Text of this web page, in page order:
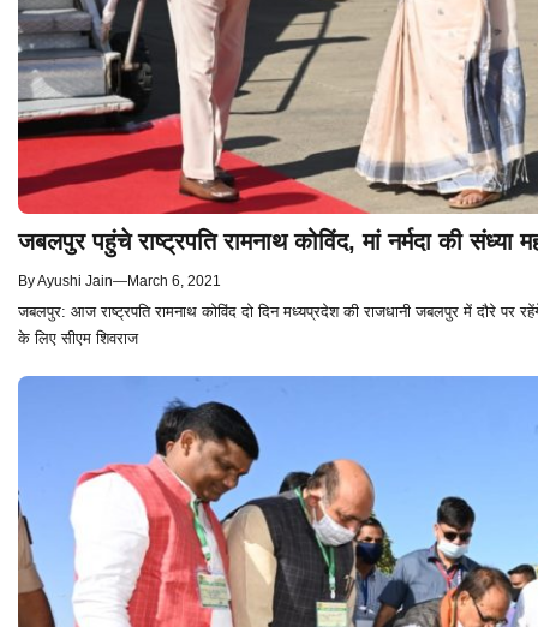
जबलपुर पहुंचे राष्ट्रपति रामनाथ कोविंद, मां नर्मदा की संध्या
ByAyushi Jain—March 6, 2021
जबलपुर: आज राष्ट्रपति रामनाथ कोविंद दो दिन मध्यप्रदेश की राजधानी जबलपुर में दौरे
के लिए सीएम शिवराज